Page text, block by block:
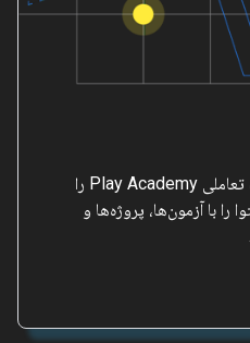
به کمک بیشتری نیاز دارید؟ دوره تعاملی Play Academy را
را با آزمون‌ها، پروژه‌ها و